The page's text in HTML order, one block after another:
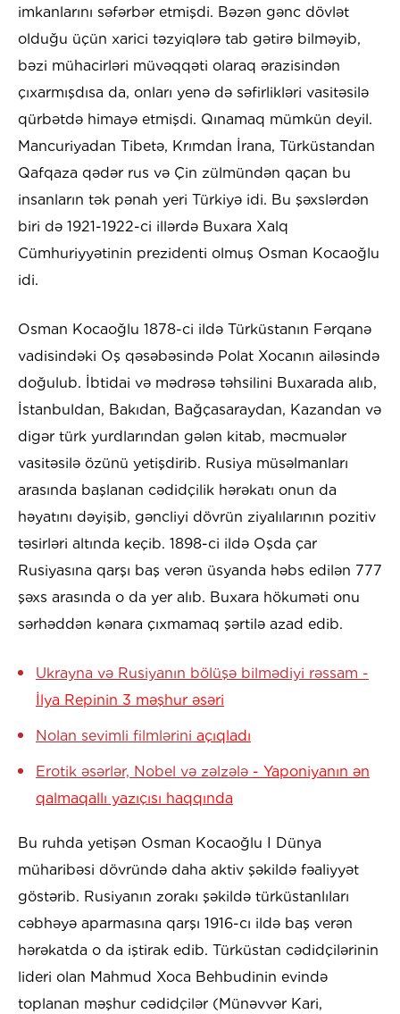
imkanlarını səfərbər etmişdi. Bəzən gənc dövlət
olduğu üçün xarici təzyiqlərə tab gətirə bilməyib,
bəzi mühacirləri müvəqqəti olaraq ərazisindən
çıxarmışdısa da, onları yenə də səfirlikləri vasitəsilə
qürbətdə himayə etmişdi. Qınamaq mümkün deyil.
Mancuriyadan Tibetə, Krımdan İrana, Türküstandan
Qafqaza qədər rus və Çin zülmündən qaçan bu
insanların tək pənah yeri Türkiyə idi. Bu şəxslərdən
biri də 1921-1922-ci illərdə Buxara Xalq
Cümhuriyyətinin prezidenti olmuş Osman Kocaoğlu
idi.
Osman Kocaoğlu 1878-ci ildə Türküstanın Fərqanə
vadisindəki Oş qəsəbəsində Polat Xocanın ailəsində
doğulub. İbtidai və mədrəsə təhsilini Buxarada alıb,
İstanbuldan, Bakıdan, Bağçasaraydan, Kazandan və
digər türk yurdlarından gələn kitab, məcmuələr
vasitəsilə özünü yetişdirib. Rusiya müsəlmanları
arasında başlanan cədidçilik hərəkatı onun da
həyatını dəyişib, gəncliyi dövrün ziyalılarının pozitiv
təsirləri altında keçib. 1898-ci ildə Oşda çar
Rusiyasına qarşı baş verən üsyanda həbs edilən 777
şəxs arasında o da yer alıb. Buxara hökuməti onu
sərhəddən kənara çıxmamaq şərtilə azad edib.
Ukrayna və Rusiyanın bölüşə bilmədiyi rəssam -
İlya Repinin 3 məşhur əsəri
Nolan sevimli filmlərini açıqladı
Erotik əsərlər, Nobel və zəlzələ - Yaponiyanın ən
qalmaqallı yazıçısı haqqında
Bu ruhda yetişən Osman Kocaoğlu I Dünya
müharibəsi dövründə daha aktiv şəkildə fəaliyyət
göstərib. Rusiyanın zorakı şəkildə türküstanlıları
cəbhəyə aparmasına qarşı 1916-cı ildə baş verən
hərəkatda o da iştirak edib. Türküstan cədidçilərinin
lideri olan Mahmud Xoca Behbudinin evində
toplanan məşhur cədidçilər (Münəvvər Kari,